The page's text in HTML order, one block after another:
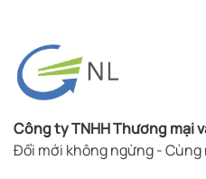
Công ty TNHH Thương mại
Đổi mới không ngừng - Cùng